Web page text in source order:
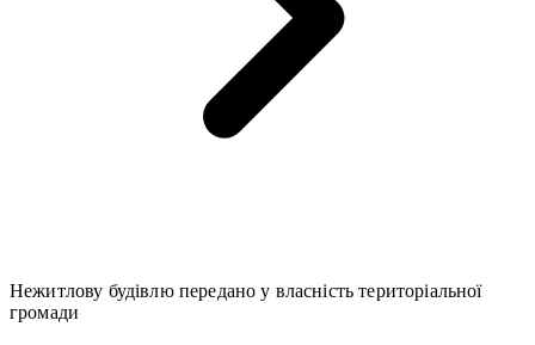
Нежитлову будівлю передано у власність територіальної
громади